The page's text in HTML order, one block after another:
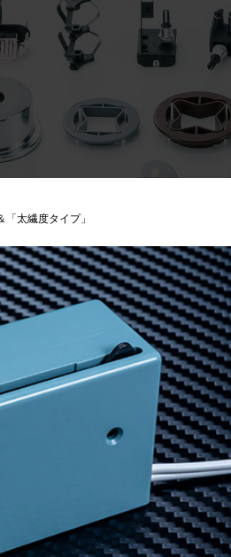
太繊度タイプ」